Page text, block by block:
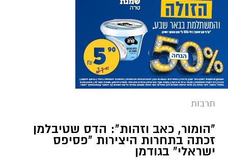
תרבות
"הומור, כאב וזהות": הדס שטיבלמן
זכתה בתחרות היצירות "פסיפס
ישראלי" בגודמן